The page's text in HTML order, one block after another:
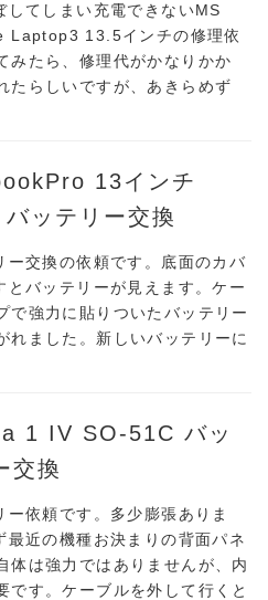
してしまい充電できないMS
Laptop3 13.5インチの修理依
みたら、修理代がかなりかか
たらしいですが、あきらめず
13インチ
ッテリー交換
ー交換の依頼です。底面のカバ
とバッテリーが見えます。ケー
で強力に貼りついたバッテリー
れました。新しいバッテリーに
1 IV SO-51C バッ
交換
ー依頼です。多少膨張ありま
最近の機種お決まりの背面パネ
体は強力ではありませんが、内
です。ケーブルを外して行くと